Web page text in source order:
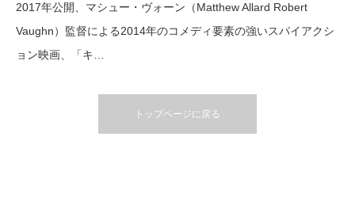
2017年公開、マシュー・ヴォーン（Matthew Allard Robert
Vaughn）監督による2014年のコメディ要素の強いスパイアクシ
ョン映画、「キ…
トップページに戻る